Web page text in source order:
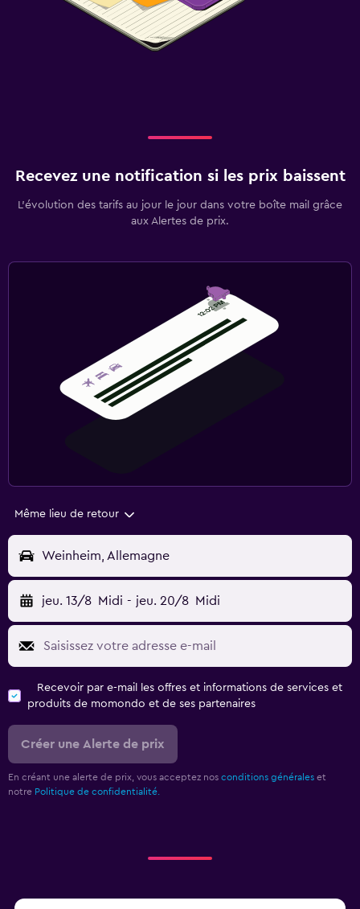
Recevez une notification si les prix baissent
L’évolution des tarifs au jour le jour dans votre boîte mail grâce
aux Alertes de prix.
Même lieu de retour
Weinheim, Allemagne
jeu. 13/8 Midi - jeu. 20/8 Midi
Recevoir par e-mail les offres et informations de services et
produits de momondo et de ses partenaires
Créer une Alerte de prix
En créant une alerte de prix, vous acceptez nos conditions générales et
notre Politique de confidentialité.